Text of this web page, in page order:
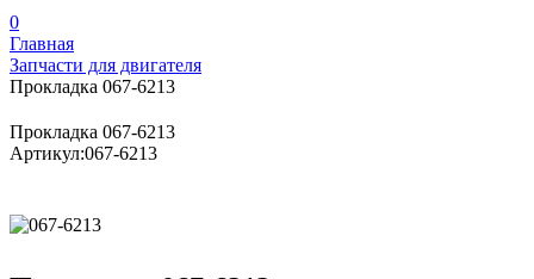
0
Главная
Запчасти для двигателя
Прокладка 067-6213
Прокладка 067-6213
Артикул:067-6213